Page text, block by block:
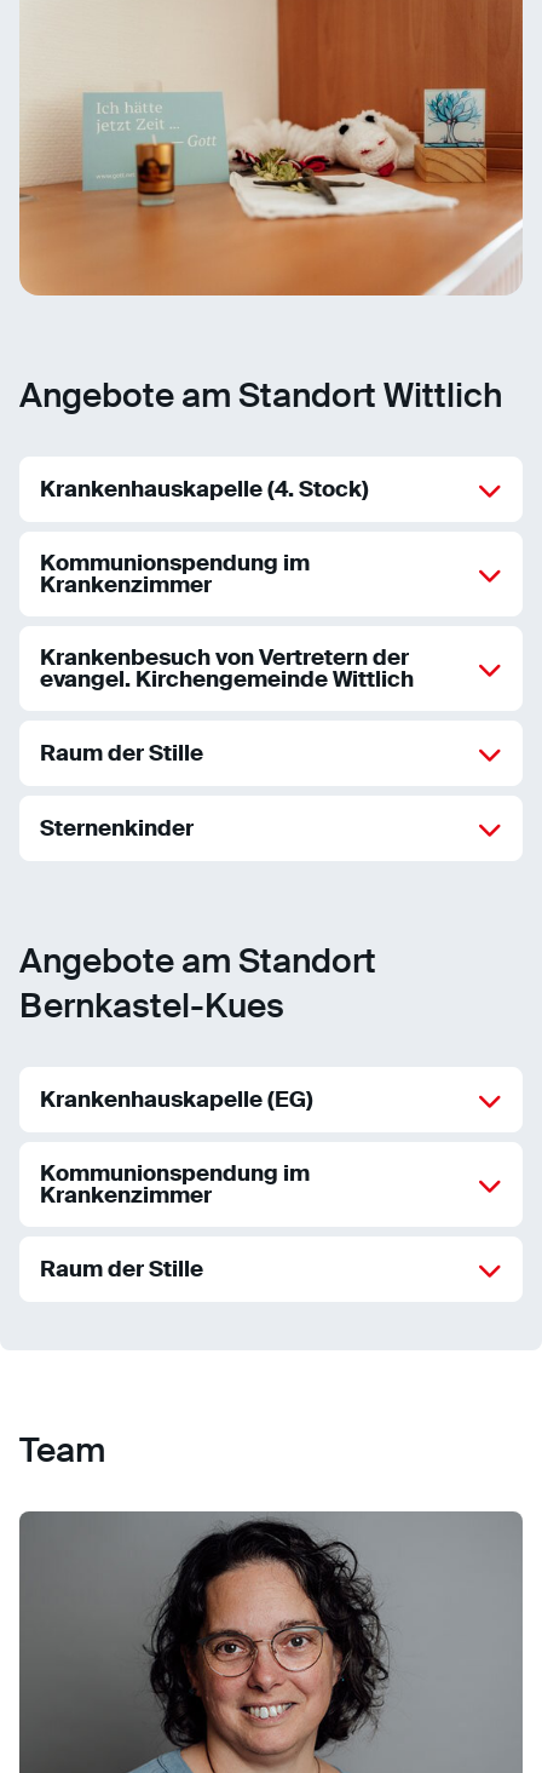
Angebote am Standort Wittlich
Krankenhauskapelle (4. Stock)
Kommunionspendung im
Krankenzimmer
Krankenbesuch von Vertretern der
evangel. Kirchengemeinde Wittlich
Raum der Stille
Sternenkinder
Angebote am Standort
Bernkastel-Kues
Krankenhauskapelle (EG)
Kommunionspendung im
Krankenzimmer
Raum der Stille
Team